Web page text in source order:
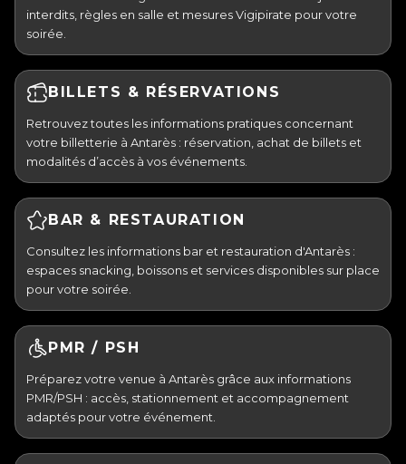
interdits, règles en salle et mesures Vigipirate pour votre
soirée.
BILLETS & RÉSERVATIONS
Retrouvez toutes les informations pratiques concernant
votre billetterie à Antarès : réservation, achat de billets et
modalités d’accès à vos événements.
BAR & RESTAURATION
Consultez les informations bar et restauration d'Antarès :
espaces snacking, boissons et services disponibles sur place
pour votre soirée.
PMR / PSH
Préparez votre venue à Antarès grâce aux informations
PMR/PSH : accès, stationnement et accompagnement
adaptés pour votre événement.